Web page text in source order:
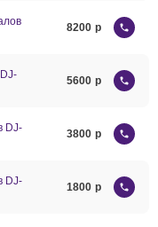
8200
5600
DJ-
3800
DJ-
1800